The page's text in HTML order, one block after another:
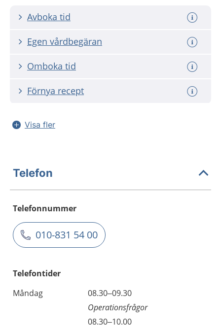
Avboka tid
Egen vårdbegäran
Omboka tid
Förnya recept
Visa fler
Telefon
Telefonnummer
010-831 54 00
Telefontider
Måndag
08.30–09.30
Operationsfrågor
08.30–10.00